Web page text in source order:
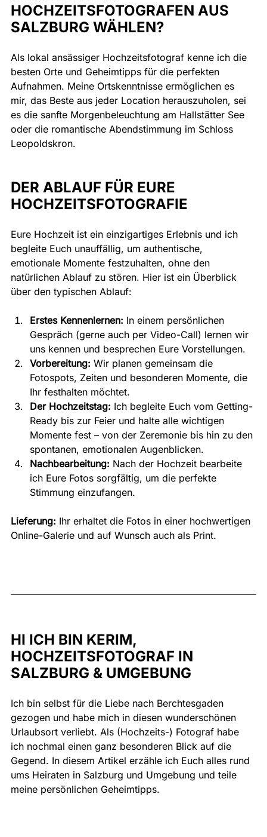
HOCHZEITSFOTOGRAFEN AUS
SALZBURG WÄHLEN?
Als lokal ansässiger Hochzeitsfotograf kenne ich die
besten Orte und Geheimtipps für die perfekten
Aufnahmen. Meine Ortskenntnisse ermöglichen es
mir, das Beste aus jeder Location herauszuholen, sei
es die sanfte Morgenbeleuchtung am Hallstätter See
oder die romantische Abendstimmung im Schloss
Leopoldskron.
DER ABLAUF FÜR EURE
HOCHZEITSFOTOGRAFIE
Eure Hochzeit ist ein einzigartiges Erlebnis und ich
begleite Euch unauffällig, um authentische,
emotionale Momente festzuhalten, ohne den
natürlichen Ablauf zu stören. Hier ist ein Überblick
über den typischen Ablauf:
Erstes Kennenlernen: In einem persönlichen
Gespräch (gerne auch per Video-Call) lernen wir
uns kennen und besprechen Eure Vorstellungen.
Vorbereitung: Wir planen gemeinsam die
Fotospots, Zeiten und besonderen Momente, die
Ihr festhalten möchtet.
Der Hochzeitstag: Ich begleite Euch vom Getting-
Ready bis zur Feier und halte alle wichtigen
Momente fest – von der Zeremonie bis hin zu den
spontanen, emotionalen Augenblicken.
Nachbearbeitung: Nach der Hochzeit bearbeite
ich Eure Fotos sorgfältig, um die perfekte
Stimmung einzufangen.
Lieferung: Ihr erhaltet die Fotos in einer hochwertigen
Online-Galerie und auf Wunsch auch als Print.
HI ICH BIN KERIM,
HOCHZEITSFOTOGRAF IN
SALZBURG & UMGEBUNG
Ich bin selbst für die Liebe nach Berchtesgaden
gezogen und habe mich in diesen wunderschönen
Urlaubsort verliebt. Als (Hochzeits-) Fotograf habe
ich nochmal einen ganz besonderen Blick auf die
Gegend. In diesem Artikel erzähle ich Euch alles rund
ums Heiraten in Salzburg und Umgebung und teile
meine persönlichen Geheimtipps.